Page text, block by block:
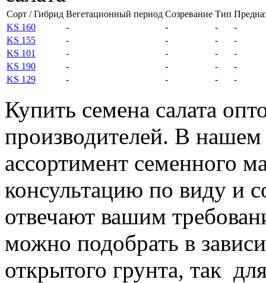
Сорт / Гибрид Вегетационный период Созревание Тип
KS 160
- - -
-
KS 155
- - -
-
KS 101
- - -
-
KS 190
- - -
-
KS 129
- - - -
Купить семена салата
производителей. В нашем
ассортимент семенного
консультацию по виду и
отвечают вашим
можно подобрать в
открытого грунта, так